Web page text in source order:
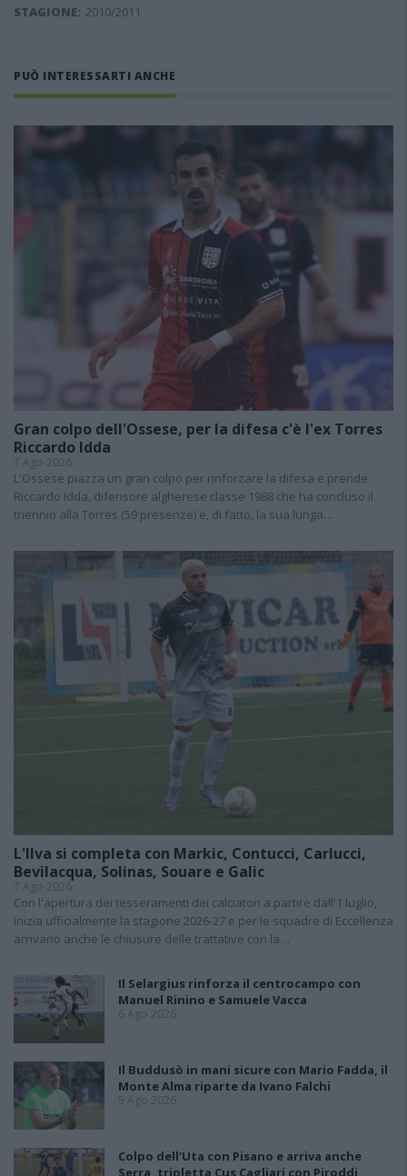
STAGIONE: 2010/2011
PUÒ INTERESSARTI ANCHE
Gran colpo dell'Ossese, per la difesa c'è l'ex Torres
Riccardo Idda
7 Ago 2026
L'Ossese piazza un gran colpo per rinforzare la difesa e prende
Riccardo Idda, difensore algherese classe 1988 che ha concluso il
triennio alla Torres (59 presenze) e, di fatto, la sua lunga…
L'Ilva si completa con Markic, Contucci, Carlucci,
Bevilacqua, Solinas, Souare e Galic
7 Ago 2026
Con l'apertura dei tesseramenti dei calciatori a partire dall'1 luglio,
inizia ufficialmente la stagione 2026-27 e per le squadre di Eccellenza
arrivano anche le chiusure delle trattative con la…
Il Selargius rinforza il centrocampo con
Manuel Rinino e Samuele Vacca
6 Ago 2026
Il Buddusò in mani sicure con Mario Fadda, il
Monte Alma riparte da Ivano Falchi
5 Ago 2026
Colpo dell'Uta con Pisano e arriva anche
Serra, tripletta Cus Cagliari con Piroddi,